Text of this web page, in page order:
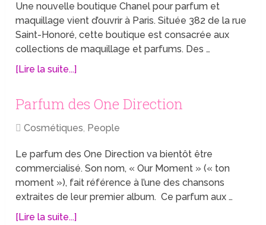
Une nouvelle boutique Chanel pour parfum et
maquillage vient d’ouvrir à Paris. Située 382 de la rue
Saint-Honoré, cette boutique est consacrée aux
collections de maquillage et parfums. Des …
[Lire la suite...]
Parfum des One Direction
Cosmétiques, People
Le parfum des One Direction va bientôt être
commercialisé. Son nom, « Our Moment » (« ton
moment »), fait référence à l’une des chansons
extraites de leur premier album. Ce parfum aux …
[Lire la suite...]